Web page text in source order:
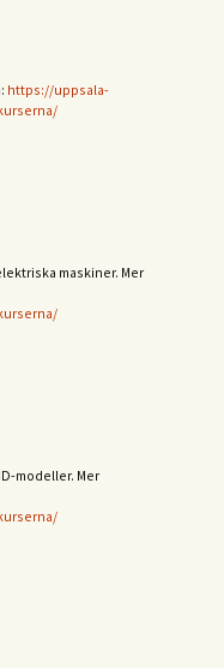
https://uppsala-
maskiner. Mer
modeller. Mer